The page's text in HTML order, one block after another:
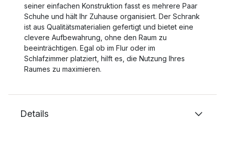
seiner einfachen Konstruktion fasst es mehrere Paar
Schuhe und hält Ihr Zuhause organisiert. Der Schrank
ist aus Qualitätsmaterialien gefertigt und bietet eine
clevere Aufbewahrung, ohne den Raum zu
beeinträchtigen. Egal ob im Flur oder im
Schlafzimmer platziert, hilft es, die Nutzung Ihres
Raumes zu maximieren.
Details